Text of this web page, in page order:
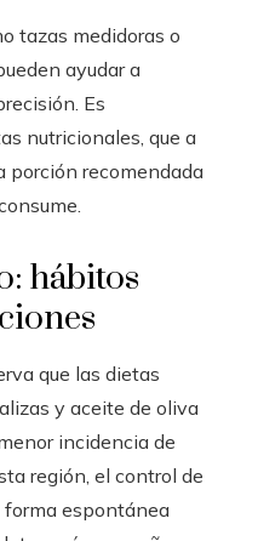
tazas medidoras o
ayudar a
Es
nutricionales, que a
porción recomendada
hábitos
que las dietas
y aceite de oliva
incidencia de
región, el control de
forma espontánea